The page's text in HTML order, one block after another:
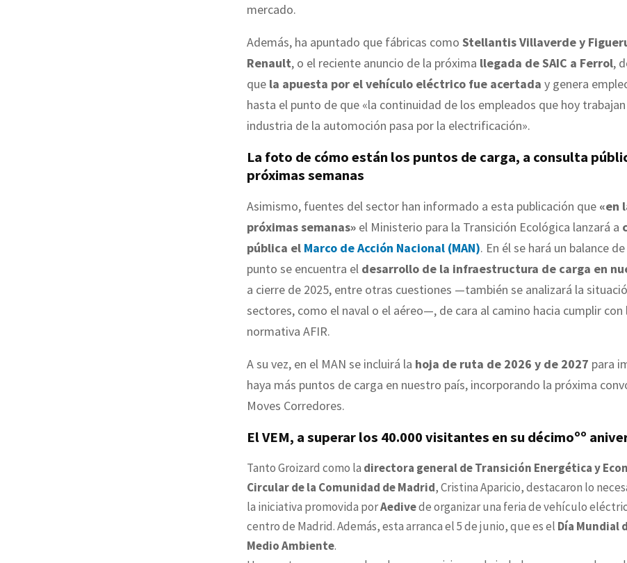
mercado.
Además, ha apuntado que fábricas como Stellantis Villaverde y
Renault, o el reciente anuncio de la próxima llegada de SAIC a Ferrol,
que la apuesta por el vehículo eléctrico fue acertada y genera
hasta el punto de que «la continuidad de los empleados que hoy trabajan
industria de la automoción pasa por la electrificación».
La foto de cómo están los puntos de carga, a consulta
próximas semanas
Asimismo, fuentes del sector han informado a esta publicación que «en
próximas semanas» el Ministerio para la Transición Ecológica lanzará a
pública el Marco de Acción Nacional (MAN). En él se hará un balance
punto se encuentra el desarrollo de la infraestructura de carga en
a cierre de 2025, entre otras cuestiones —también se analizará la
sectores, como el naval o el aéreo—, de cara al camino hacia cumplir con
normativa AFIR.
A su vez, en el MAN se incluirá la hoja de ruta de 2026 y de 2027 para
haya más puntos de carga en nuestro país, incorporando la próxima
Moves Corredores.
El VEM, a superar los 40.000 visitantes en su décimoºº
Tanto Groizard como la directora general de Transición Energética y
Circular de la Comunidad de Madrid, Cristina Aparicio, destacaron lo
la iniciativa promovida porAedivede organizar una feria de vehículo
centro de Madrid. Además, esta arranca el 5 de junio, que es el Día Mundial
Medio Ambiente.